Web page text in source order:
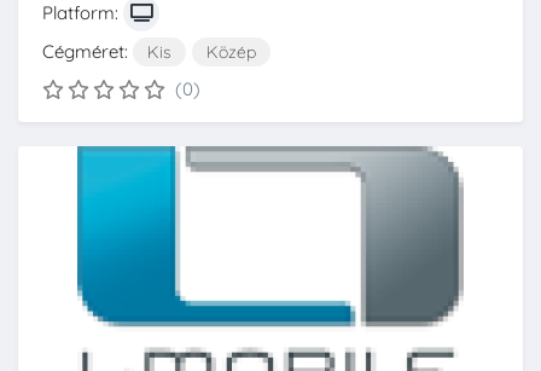
Platform:
Cégméret:
Kis Közép
(0)